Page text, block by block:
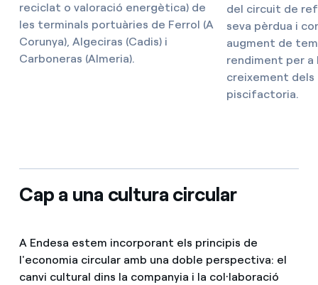
reciclat o valoració energètica) de
les terminals portuàries de Ferrol (A
Corunya), Algeciras (Cadis) i
Carboneras (Almeria).
del circuit de
seva pèrdua i
augment de
rendiment per a
creixement dels
piscifactoria.
Cap a una cultura circular
A Endesa estem incorporant els principis de
l'economia circular amb una doble perspectiva: el
canvi cultural dins la companyia i la col·laboració